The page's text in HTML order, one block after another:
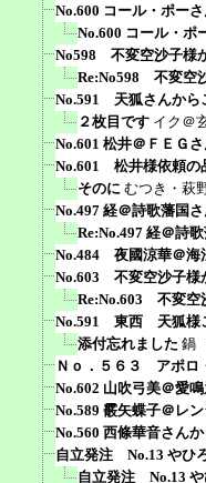
No.600 コール・ポー
No.600 コール・ポ
No598 不変空沙子様
Re:No598 不変空
No.591 天狐さんから
２枚目です イク＠
No.601 松井＠ＦＥＧ
No.601 松井様依頼の
そのに むつき・萩
No.497 経＠詩歌藩国
Re:No.497 経＠詩
No.484 夜國涼華＠海
No.603 不変空沙子様
Re:No.603 不変空
No.591 東西 天狐様
添付忘れました 鍋
Ｎｏ．５６３ アポロ
No.602 山吹弓美＠愛
No.589 霰矢蝶子＠レ
No.560 西條華音さん
自立発注 No.13 やひ
自立発注 No.13 や